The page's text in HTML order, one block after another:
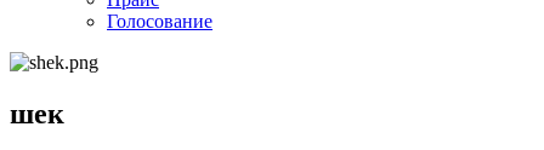
Голосование
шек